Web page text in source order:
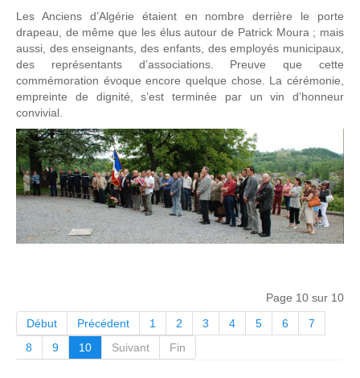
Les Anciens d’Algérie étaient en nombre derrière le porte
drapeau, de même que les élus autour de Patrick Moura ; mais
aussi, des enseignants, des enfants, des employés municipaux,
des représentants d’associations. Preuve que cette
commémoration évoque encore quelque chose. La cérémonie,
empreinte de dignité, s’est terminée par un vin d’honneur
convivial.
Page 10 sur 10
Début
Précédent 1 2 3 4 5 6
7
8
9 10 Suivant Fin